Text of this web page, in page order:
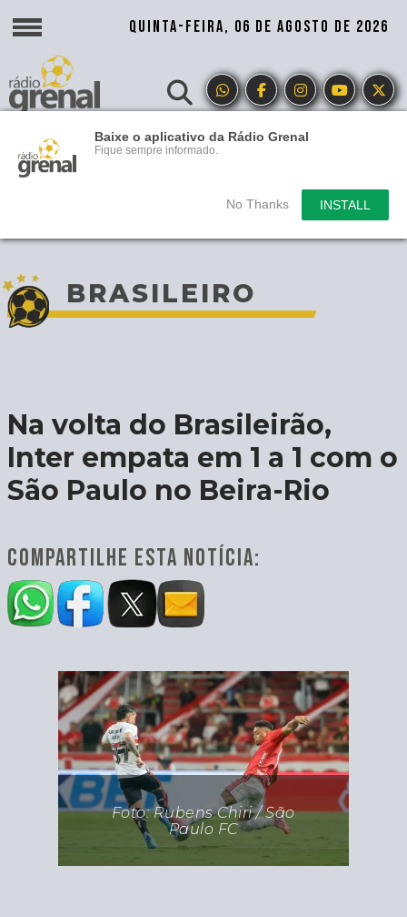
Baixe o aplicativo da Rádio Grenal
Fique sempre informado.
No Thanks INSTALL
QUINTA-FEIRA, 06 DE AGOSTO DE 2026
BRASILEIRO
Na volta do Brasileirão,
Inter empata em 1 a 1 com o
São Paulo no Beira-Rio
COMPARTILHE ESTA NOTÍCIA:
Foto: Rubens Chiri / São
Paulo FC